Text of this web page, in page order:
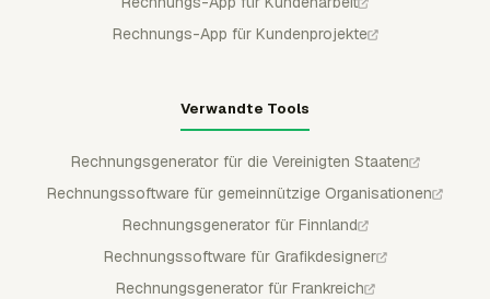
Rechnungs-App für Kundenprojekte
Verwandte Tools
Rechnungsgenerator für die Vereinigten Staaten
Rechnungssoftware für gemeinnützige Organisationen
Rechnungsgenerator für Finnland
Rechnungssoftware für Grafikdesigner
Rechnungsgenerator für Frankreich